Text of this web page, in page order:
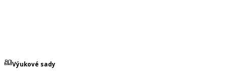
Výukové sady